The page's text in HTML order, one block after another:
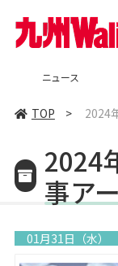
ニュース
TOP > 2024
2024
事ア
01月31日（水）